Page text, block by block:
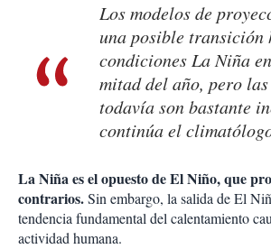
Los modelos de
una posible transición
condiciones La Niña
mitad del año, pero
todavía son bastante
continúa el
La Niña es el opuesto de El Niño, que
contrarios.Sin embargo, la salida de El
tendencia fundamental del calentamiento
actividad humana.